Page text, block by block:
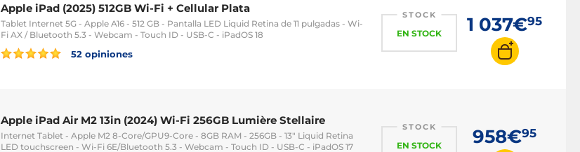
Apple iPad (2025) 512GB Wi-Fi + Cellular Plata
Tablet Internet 5G - Apple A16 - 512 GB - Pantalla LED Liquid Retina de 11 pulgadas - Wi-
Fi AX / Bluetooth 5.3 - Webcam - Touch ID - USB-C - iPadOS 18
52 opiniones
STOCK
EN STOCK 1 037€95
Apple iPad Air M2 13in (2024) Wi-Fi 256GB Lumière Stellaire
Internet Tablet - Apple M2 8-Core/GPU9-Core - 8GB RAM - 256GB - 13" Liquid Retina
LED touchscreen - Wi-Fi 6E/Bluetooth 5.3 - Webcam - Touch ID - USB-C - iPadOS 17
STOCK
EN STOCK 958€95